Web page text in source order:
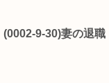
(0002-9-30)妻の退職